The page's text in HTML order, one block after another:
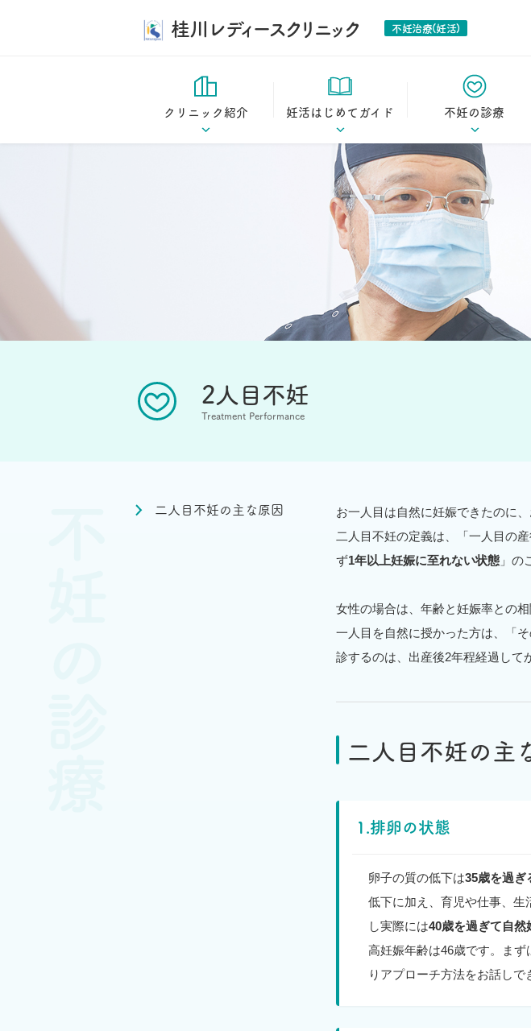
桂川レディースクリニック 不妊治療(妊活)
クリニック紹介 妊活はじめてガイド
妊活はじめてガイド
妊娠の仕組み
妊活コラム
不妊の診療
初診の流れ
妊孕能検査（不妊治療
の初期検査）
日帰り卵管鏡下卵管形
成術（FT）
2人目不妊
治療実績
2人目不妊
Treatment Performance
お一人目は自然に妊娠できたのに
二人目不妊の定義は、「一人目の
ず1年以上妊娠に至れない状態 」の
女性の場合は、年齢と妊娠率との
一人目を自然に授かった方は、「
診するのは、出産後2年程経過して
二人目不妊の主
1.排卵の状態
卵子の質の低下は35歳を過ぎ
低下に加え、育児や仕事、
し実際には40歳を過ぎて自然
高妊娠年齢は46歳です。ま
りアプローチ方法をお話しで
二人目不妊の主な原因